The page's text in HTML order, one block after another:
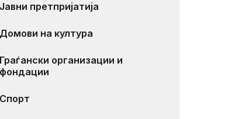
Јавни претпријатија
Домови на култура
Граѓански организации и
фондации
Спорт